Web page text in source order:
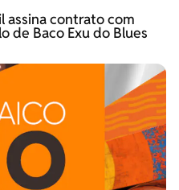
assina contrato com
de Baco Exu do Blues